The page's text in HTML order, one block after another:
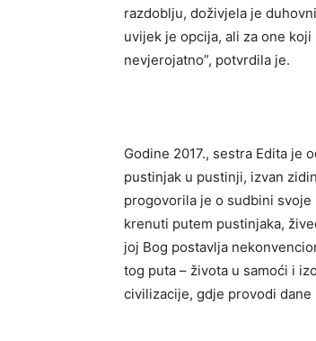
razdoblju, doživjela je
uvijek je opcija, ali za one
nevjerojatno”, potvrdila je.
Godine 2017., sestra Edita je
pustinjak u pustinji, izvan
progovorila je o sudbini
krenuti putem pustinjaka,
joj Bog postavlja
tog puta – života u samoći i
civilizacije, gdje provodi